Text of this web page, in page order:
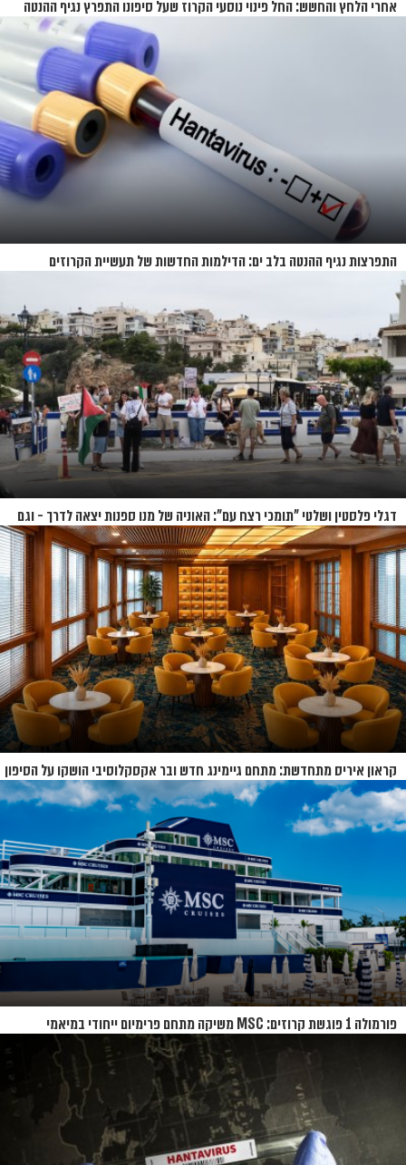
אחרי הלחץ והחשש: החל פינוי נוסעי הקרוז שעל סיפונו התפרץ נגיף ההנטה
התפרצות נגיף ההנטה בלב ים: הדילמות החדשות של תעשיית הקרוזים
דגלי פלסטין ושלטי "תומכי רצח עם": האוניה של מנו ספנות יצאה לדרך - וגם
המחאות
קראון איריס מתחדשת: מתחם גיימינג חדש ובר אקסקלוסיבי הושקו על הסיפון
פורמולה 1 פוגשת קרוזים: MSC משיקה מתחם פרימיום ייחודי במיאמי